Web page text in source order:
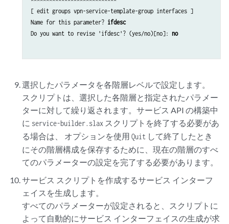
[ edit groups vpn-service-template-group interfaces ]
Name for this parameter? ifdesc
Do you want to revise 'ifdesc'? (yes/no)[no]: no
選択したパラメータを各階層レベルで設定します。
スクリプトは、選択した各階層と指定されたパラメー
ターに対して繰り返されます。サービス API の構築中
に service-builder.slax スクリプトを終了する必要があ
る場合は、 オプションを使用Quit して終了したとき
にその階層構成を保存するために、現在の階層のすべ
てのパラメーターの設定を完了する必要があります。
サービス スクリプトを作成するサービス インターフ
ェイスを生成します。
すべてのパラメーターが設定されると、スクリプトに
よって自動的にサービス インターフェイスの生成が求